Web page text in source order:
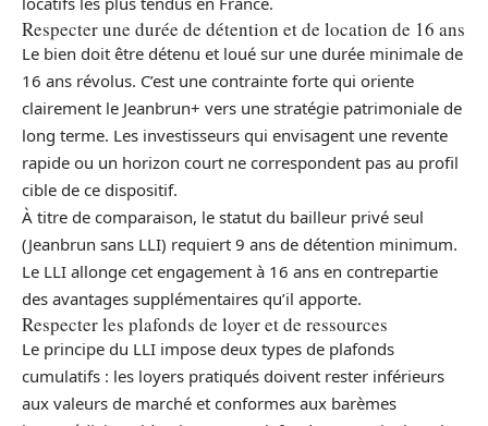
Respecter une durée de détention et de location de 16 ans
Le bien doit être détenu et loué sur une durée minimale de
16 ans révolus. C’est une contrainte forte qui oriente
clairement le Jeanbrun+ vers une stratégie patrimoniale de
long terme. Les investisseurs qui envisagent une revente
rapide ou un horizon court ne correspondent pas au profil
cible de ce dispositif.
À titre de comparaison, le statut du bailleur privé seul
(Jeanbrun sans LLI) requiert 9 ans de détention minimum.
Le LLI allonge cet engagement à 16 ans en contrepartie
des avantages supplémentaires qu’il apporte.
Respecter les plafonds de loyer et de ressources
Le principe du LLI impose deux types de plafonds
cumulatifs : les loyers pratiqués doivent rester inférieurs
aux valeurs de marché et conformes aux barèmes